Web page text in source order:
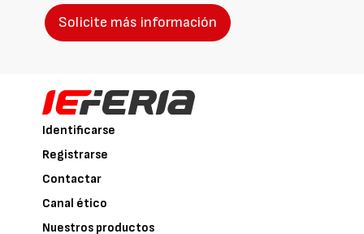
Solicite más información
Identificarse
Registrarse
Contactar
Canal ético
Nuestros productos